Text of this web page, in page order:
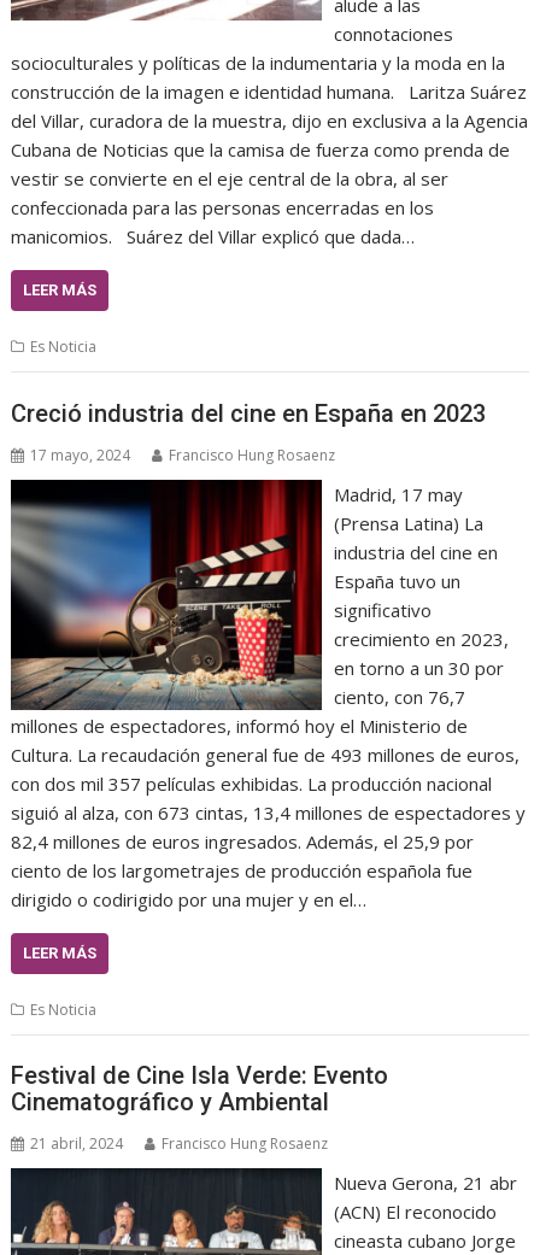
alude a las
connotaciones
socioculturales y políticas de la indumentaria y la moda en la
construcción de la imagen e identidad humana. Laritza Suárez
del Villar, curadora de la muestra, dijo en exclusiva a la Agencia
Cubana de Noticias que la camisa de fuerza como prenda de
vestir se convierte en el eje central de la obra, al ser
confeccionada para las personas encerradas en los
manicomios. Suárez del Villar explicó que dada…
LEER MÁS
Es Noticia
Creció industria del cine en España en 2023
17 mayo, 2024 Francisco Hung Rosaenz
Madrid, 17 may
(Prensa Latina) La
industria del cine en
España tuvo un
significativo
crecimiento en 2023,
en torno a un 30 por
ciento, con 76,7
millones de espectadores, informó hoy el Ministerio de
Cultura. La recaudación general fue de 493 millones de euros,
con dos mil 357 películas exhibidas. La producción nacional
siguió al alza, con 673 cintas, 13,4 millones de espectadores y
82,4 millones de euros ingresados. Además, el 25,9 por
ciento de los largometrajes de producción española fue
dirigido o codirigido por una mujer y en el…
LEER MÁS
Es Noticia
Festival de Cine Isla Verde: Evento
Cinematográfico y Ambiental
21 abril, 2024 Francisco Hung Rosaenz
Nueva Gerona, 21 abr
(ACN) El reconocido
cineasta cubano Jorge